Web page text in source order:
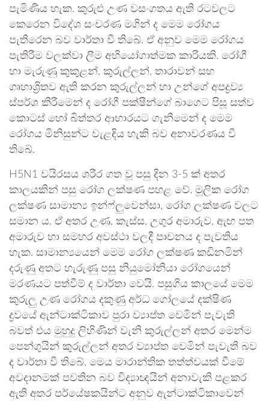
පැමිණිය හැක. කුරුළු උණ වසංගතය ඇති රටවලට
කෙරෙන විදේශ සංචරණ මගින් ද මෙම රෝගය
පැතිරෙන බව වාර්තා වී තිබේ. ඒ අනුව මෙම රෝගය
පැතිරීම වලක්වා ලීම අභියෝගාත්මක කාරියකි. රෝගී
හා මැරුණු කුකුළන්, කුරුල්ලන්, තාරාවන් සහ
ගෘහාශ්‍රිතව ඇති කරන කුරුල්ලන් හා උන්ගේ අපද්‍රව්‍ය
ස්පර්ශ කිරීමෙන් ද රෝගී පක්ෂීන්ගේ බාගෙට පිසූ සත්ව
කොටස් හෝ බිත්තර ආහාරයට ගැනීමෙන් ද මෙම
රෝගය මිනිසුන්ට වැළඳිය හැකි බව අනාවරණය වී
තිබේ.
H5N1 වයිරසය ශරීර ගත වූ පසු දින 3-5 ක් අතර
කාලයකින් පසු රෝග ලක්ෂණ පහළ වේ. මූලික රෝග
ලක්ෂණ සාමාන්‍ය ඉන්ෆ්ලුවෙන්සා, රෝග ලක්ෂණ වලට
සමාන ය. ඒ අතර උණ, කැස්ස, උගුර අමාරුව, ඇඟ පත
අමාරුව හා සමහර අවස්ථා වලදී පාචනය ද පැවතිය
හැක. සාමාන්‍යයෙන් මෙම රෝග ලක්ෂණ කඩිනමින්
දරුණු අතට හැරුණු පසු නියුමෝනියා රෝගයෙන්
මරණයට පත්වීම් ද වාර්තා වෙයි. පසුගිය කාලයේ මෙම
කුරුලු උණ රෝගය දකුණු අර්ධ ගෝලයේ දක්ෂිණ
ද්‍රවයේ ඇන්ටාක්ටිකාව පුරා ව්‍යාප්ත වෙමින් පැවැති
බවත් එය මුහුදු ලිහිණින් වැනි කුරුල්ලන් අතර මෙන්ම
පෙන්ගුයින් කුරුල්ලන් අතර ව්‍යාප්ත වෙමින් පැවැති බව
ද වාර්තා වී තිබේ. මෙය මාරාන්තික තත්ත්වයක් වීමේ
අවදානමක් පවතින බව විද්‍යාඥයින් අනාවැකි පළකර
ඇති අතර පර්යේෂකයින්ට අනුව ඇන්ටාක්ටිකාවෙන්